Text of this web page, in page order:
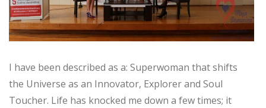
I have been described as a: Superwoman that shifts
the Universe as an Innovator, Explorer and Soul
Toucher. Life has knocked me down a few times; it